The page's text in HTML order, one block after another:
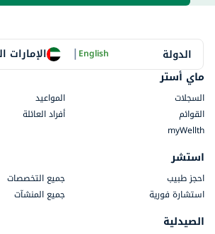
الدولة الإمارات |English
ماي أستر
السجلات
المواعيد
القوائم
أفراد العائلة
myWellth
استشر
احجز طبيب
جميع التخصصات
استشارة فورية
جميع المنشآت
الصيدلية